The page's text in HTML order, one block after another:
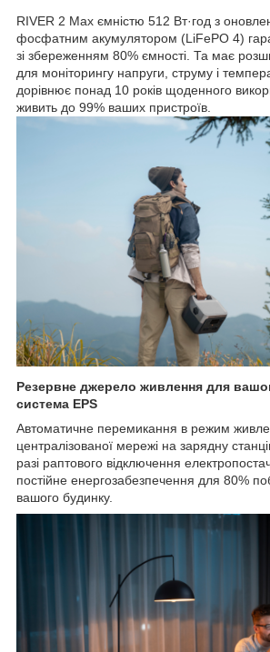
RIVER 2 Max ємністю 512 Вт·год з
фосфатним акумулятором (LiFePO 4)
зі збереженням 80% ємності. Та має
для моніторингу напруги, струму і
дорівнює понад 10 років щоденного
живить до 99% ваших пристроїв.
Резервне джерело живлення для
система EPS
Автоматичне перемикання в режим
централізованої мережі на зарядну
разі раптового відключення
постійне енергозабезпечення для 80%
вашого будинку.